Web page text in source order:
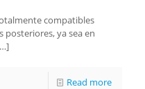
compatibles
posteriores, ya sea en
Read more